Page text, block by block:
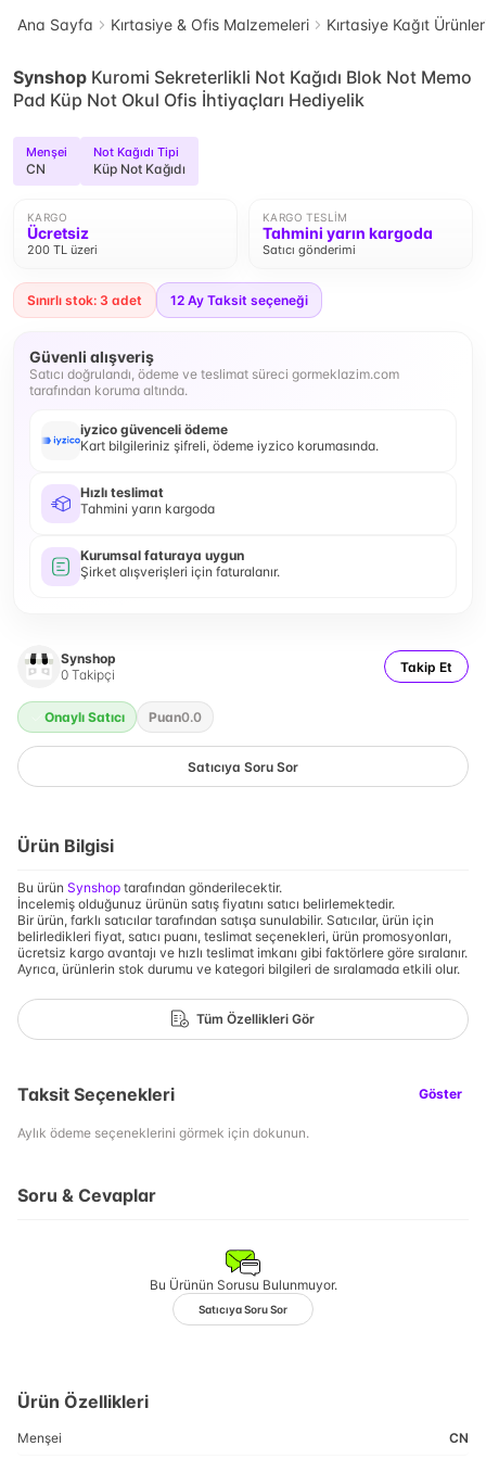
Ana Sayfa Kırtasiye & Ofis Malzemeleri Kırtasiye Kağıt
Synshop Kuromi Sekreterlikli Not Kağıdı Blok Not Memo
Pad Küp Not Okul Ofis İhtiyaçları Hediyelik
Menşei
CN
Not Kağıdı Tipi
Küp Not Kağıdı
KARGO
Ücretsiz
200 TL üzeri
KARGO TESLIM
Tahmini yarın kargoda
Satıcı gönderimi
Sınırlı stok: 3 adet 12 Ay Taksit seçeneği
Güvenli alışveriş
Satıcı doğrulandı, ödeme ve teslimat süreci gormeklazim.com
tarafından koruma altında.
iyzico güvenceli ödeme
Kart bilgileriniz şifreli, ödeme iyzico korumasında.
Hızlı teslimat
Tahmini yarın kargoda
Kurumsal faturaya uygun
Şirket alışverişleri için faturalanır.
Synshop
0 Takipçi Takip Et
Onaylı Satıcı Puan0.0
Satıcıya Soru Sor
Ürün Bilgisi
Bu ürün Synshop tarafından gönderilecektir.
İncelemiş olduğunuz ürünün satış fiyatını satıcı belirlemektedir.
Bir ürün, farklı satıcılar tarafından satışa sunulabilir. Satıcılar, ürün için
belirledikleri fiyat, satıcı puanı, teslimat seçenekleri, ürün promosyonları,
ücretsiz kargo avantajı ve hızlı teslimat imkanı gibi faktörlere göre sıralanır.
Ayrıca, ürünlerin stok durumu ve kategori bilgileri de sıralamada etkili olur.
Tüm Özellikleri Gör
Taksit Seçenekleri Göster
Aylık ödeme seçeneklerini görmek için dokunun.
Soru & Cevaplar
Bu Ürünün Sorusu Bulunmuyor.
Satıcıya Soru Sor
Ürün Özellikleri
Menşei CN